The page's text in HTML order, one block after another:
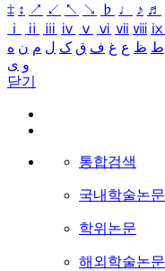
‡ ↕ ↗ ↙ ↖ ↘ ♭ ♩ ♪ ♬
ⅰ
ⅱ ⅲ ⅳ ⅴ ⅵ ⅶ ⅷ ⅸ
ط ظ ع غ ف ق ک ل م ن ه
و ی
닫기
통합검색
국내학술논문
학위논문
해외학술논문